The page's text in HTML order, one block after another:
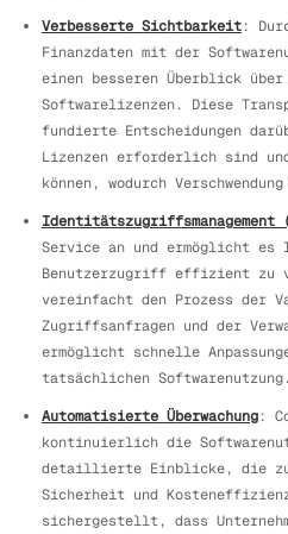
Verbesserte Sichtbarkeit:
Finanzdaten mit der
einen besseren Überblick
Softwarelizenzen. Diese
fundierte Entscheidungen
Lizenzen erforderlich sind und
können, wodurch
Identitätszugriffsmanagement
Service an und ermöglicht es
Benutzerzugriff effizient zu
vereinfacht den Prozess der
Zugriffsanfragen und der
ermöglicht schnelle
tatsächlichen Softwarenutzung.
Automatisierte Überwachung:
kontinuierlich die
detaillierte Einblicke, die
Sicherheit und
sichergestellt, dass